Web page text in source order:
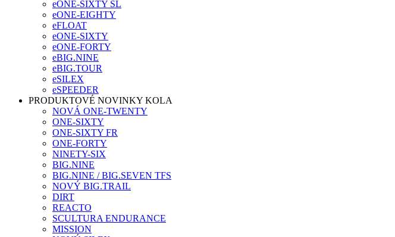
eONE-SIXTY SL
eONE-EIGHTY
eFLOAT
eONE-SIXTY
eONE-FORTY
eBIG.NINE
eBIG.TOUR
eSILEX
eSPEEDER
PRODUKTOVÉ NOVINKY KOLA
NOVÁ ONE-TWENTY
ONE-SIXTY
ONE-SIXTY FR
ONE-FORTY
NINETY-SIX
BIG.NINE
BIG.NINE / BIG.SEVEN TFS
NOVÝ BIG.TRAIL
DIRT
REACTO
SCULTURA ENDURANCE
MISSION